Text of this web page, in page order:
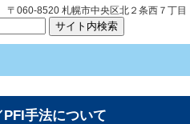
〒060-8520 札幌市中央区北２条西７丁目
手法について